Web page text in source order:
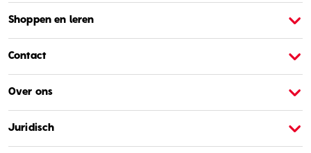
Shoppen en leren
Contact
Over ons
Juridisch